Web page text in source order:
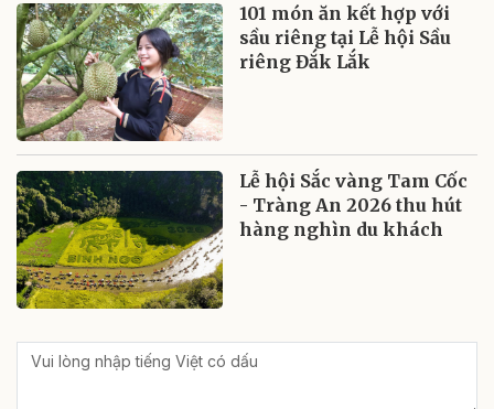
101 món ăn kết hợp với
sầu riêng tại Lễ hội Sầu
riêng Đắk Lắk
Lễ hội Sắc vàng Tam Cốc
- Tràng An 2026 thu hút
hàng nghìn du khách